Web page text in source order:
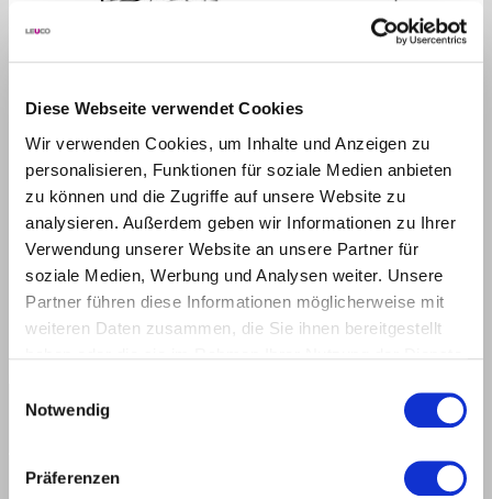
Diese Webseite verwendet Cookies
Wir verwenden Cookies, um Inhalte und Anzeigen zu
personalisieren, Funktionen für soziale Medien anbieten
zu können und die Zugriffe auf unsere Website zu
analysieren. Außerdem geben wir Informationen zu Ihrer
Verwendung unserer Website an unsere Partner für
soziale Medien, Werbung und Analysen weiter. Unsere
Partner führen diese Informationen möglicherweise mit
weiteren Daten zusammen, die Sie ihnen bereitgestellt
Notwendig
Präferenzen
DRAWING